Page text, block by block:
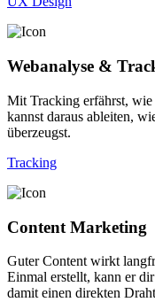
Webanalyse &
Mit Tracking erfährst,
kannst daraus ableiten,
überzeugst.
Tracking
Content Marketing
Guter Content wirkt
Einmal erstellt, kann er
damit einen direkten